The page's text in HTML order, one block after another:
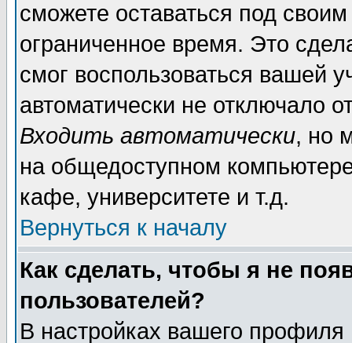
сможете оставаться под
ограниченное время. Это
смог воспользоваться вашей
автоматически не отключало
Входить автоматически, но
на общедоступном
кафе, университете и т.д.
Вернуться к началу
Как сделать, чтобы я не
пользователей?
В настройках вашего